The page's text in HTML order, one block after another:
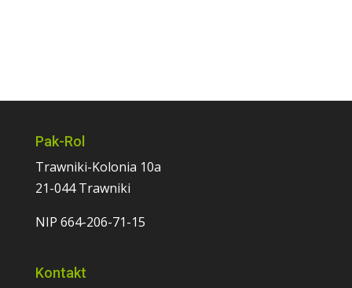
Pak-Rol
Trawniki-Kolonia 10a
21-044 Trawniki
NIP 664-206-71-15
Kontakt